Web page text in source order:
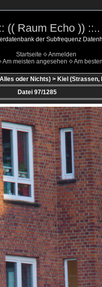
(( Raum Echo )) ::..
der Subfrequenz
Startseite
Anmelden
Am meisten angesehen Am
oder Nichts)> Kiel (Strassen,
Datei 97/1285